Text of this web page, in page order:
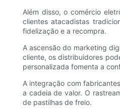
Além disso, o comércio
clientes atacadistas
fidelização e a recompra.
A ascensão do marketing
cliente, os distribuidores
personalizada fomenta a
A integração com
a cadeia de valor. O
de pastilhas de freio.